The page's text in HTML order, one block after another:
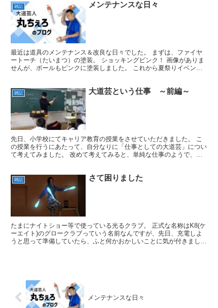
雑記 メンテナンスな日々
最近は道具のメンテナンス＆改良な日々でした。 まずは、ファイヤ
ートーチ（たいまつ）の塗装。 ショッキングピンク！ 画像がありま
せんが、ボールもピンクに塗装しました。 これから夏祭りイベント
雑記 大道芸という仕事 ～前編～
先日、小学校にてキャリア教育の授業をさせていただきました。 こ
の授業を行うにあたって、自分なりに「仕事としての大道芸」につい
て考えてみました。 改めて考えてみると、単純な仕事のようで、実
雑記 さて困りました
たまにナイトショー等で使っている光るクラブ。 正式な名称はK8(ケ
ーエイト)のグロークラブっていう名前なんですが、先日、充電しよ
うと思って準備していたら、ふと何かおかしいことに気が付きまし
メンテナンスな日々